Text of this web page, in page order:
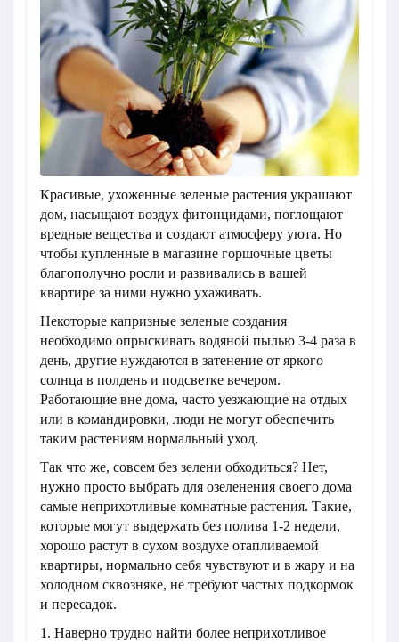
Красивые, ухоженные зеленые растения украшают
дом, насыщают воздух фитонцидами, поглощают
вредные вещества и создают атмосферу уюта. Но
чтобы купленные в магазине горшочные цветы
благополучно росли и развивались в вашей
квартире за ними нужно ухаживать.
Некоторые капризные зеленые создания
необходимо опрыскивать водяной пылью 3-4 раза в
день, другие нуждаются в затенение от яркого
солнца в полдень и подсветке вечером.
Работающие вне дома, часто уезжающие на отдых
или в командировки, люди не могут обеспечить
таким растениям нормальный уход.
Так что же, совсем без зелени обходиться? Нет,
нужно просто выбрать для озеленения своего дома
самые неприхотливые комнатные растения. Такие,
которые могут выдержать без полива 1-2 недели,
хорошо растут в сухом воздухе отапливаемой
квартиры, нормально себя чувствуют и в жару и на
холодном сквозняке, не требуют частых подкормок
и пересадок.
1. Наверно трудно найти более неприхотливое